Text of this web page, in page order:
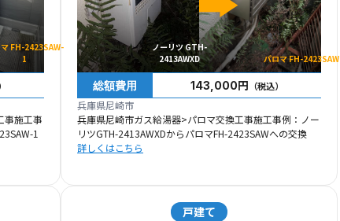
FH-2423SAW-
1
事施工事
1
ノーリツ GTH-
2413AWXD
パロマ FH-2423SAW
総額費用 143,000円 （税込）
兵庫県尼崎市
兵庫県尼崎市ガス給湯器>パロマ交換工事施工事例：ノー
リツGTH-2413AWXDからパロマFH-2423SAWへの交換
詳しくはこちら
戸建て